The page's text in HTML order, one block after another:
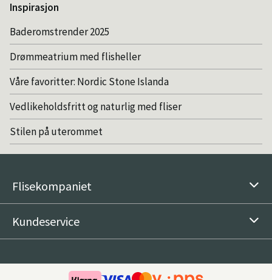
Inspirasjon
Baderomstrender 2025
Drømmeatrium med flisheller
Våre favoritter: Nordic Stone Islanda
Vedlikeholdsfritt og naturlig med fliser
Stilen på uterommet
Flisekompaniet
Kundeservice